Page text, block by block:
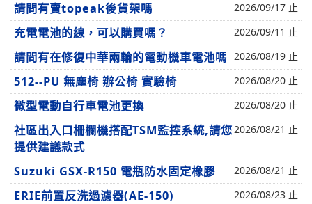
請問有賣topeak後貨架嗎 2026/09/17 止
充電電池的線，可以購買嗎？ 2026/09/11 止
請問有在修復中華兩輪的電動機車電池嗎 2026/08/19 止
512--PU 無塵椅 辦公椅 實驗椅 2026/08/20 止
微型電動自行車電池更換 2026/08/20 止
社區出入口柵欄機搭配TSM監控系統,請您
提供建議款式
2026/08/21 止
Suzuki GSX-R150 電瓶防水固定橡膠 2026/08/21 止
ERIE前置反洗過濾器(AE-150) 2026/08/23 止